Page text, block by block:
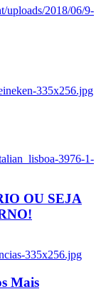
uploads/2018/06/9-
335x256.jpg
3976-1-
OU SEJA
335x256.jpg
Mais